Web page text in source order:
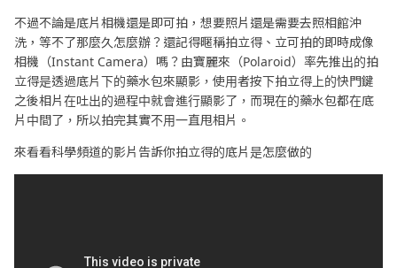
不過不論是底片相機還是即可拍，想要照片還是需要去照相館沖
洗，等不了那麼久怎麼辦？還記得暱稱拍立得、立可拍的即時成像
相機（Instant Camera）嗎？由寶麗來（Polaroid）率先推出的拍
立得是透過底片下的藥水包來顯影，使用者按下拍立得上的快門鍵
之後相片在吐出的過程中就會進行顯影了，而現在的藥水包都在底
片中間了，所以拍完其實不用一直甩相片。
來看看科學頻道的影片告訴你拍立得的底片是怎麼做的